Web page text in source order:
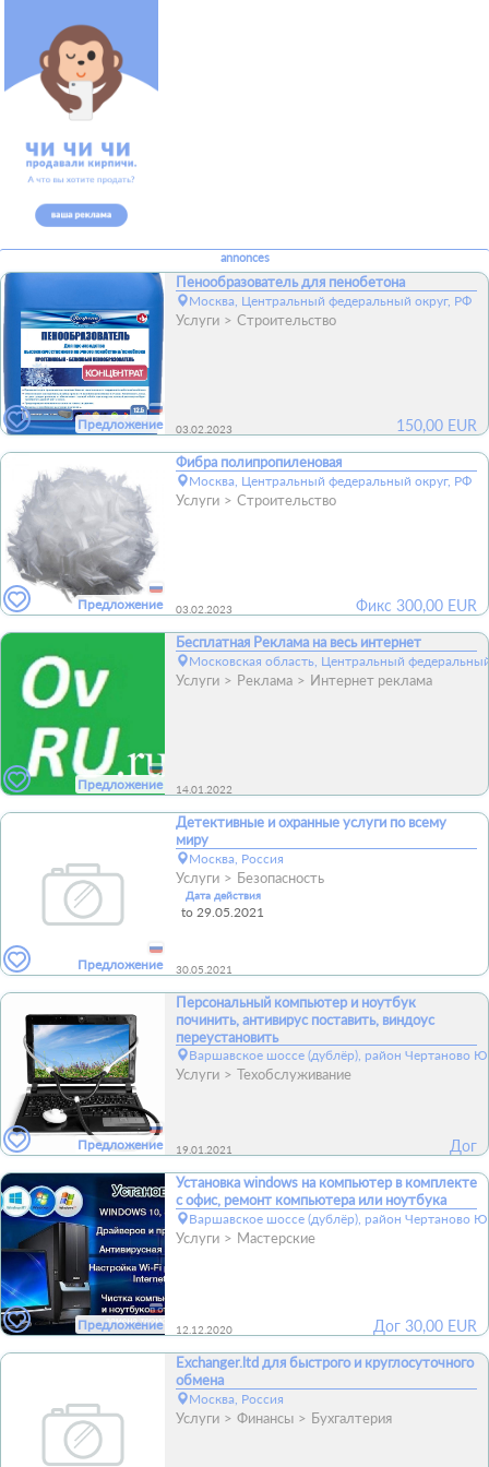
annonces
Предложение
Пенообразователь для пенобетона
Москва, Центральный федеральный округ, РФ
Услуги Строительство
03.02.2023 150,00 EUR
Предложение
Фибра полипропиленовая
Москва, Центральный федеральный округ, РФ
Услуги Строительство
03.02.2023 Фикс 300,00 EUR
Предложение
Бесплатная Реклама на весь интернет
Московская область, Центральный
Услуги Реклама Интернет реклама
14.01.2022
Предложение
Детективные и охранные услуги по всему
миру
Москва, Россия
Услуги Безопасность
Дата действия
to 29.05.2021
30.05.2021
Предложение
Персональный компьютер и ноутбук
починить, антивирус поставить, виндоус
переустановить
Варшавское шоссе (дублёр), район Чертаново
Услуги Техобслуживание
19.01.2021 Дог
Предложение
Установка windows на компьютер в комплекте
с офис, ремонт компьютера или ноутбука
Варшавское шоссе (дублёр), район Чертаново
Услуги Мастерские
12.12.2020 Дог 30,00 EUR
Exchanger.ltd для быстрого и круглосуточного
обмена
Москва, Россия
Услуги Финансы Бухгалтерия